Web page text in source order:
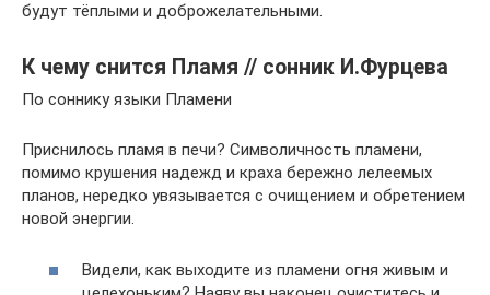
будут тёплыми и доброжелательными.
К чему снится Пламя // сонник И.Фурцева
По соннику языки Пламени
Приснилось пламя в печи? Символичность пламени,
помимо крушения надежд и краха бережно лелеемых
планов, нередко увязывается с очищением и обретением
новой энергии.
Видели, как выходите из пламени огня живым и